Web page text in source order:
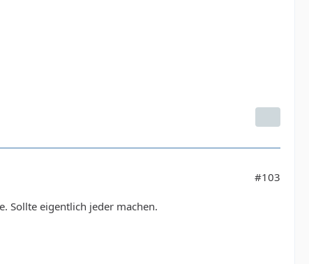
#103
Sollte eigentlich jeder machen.